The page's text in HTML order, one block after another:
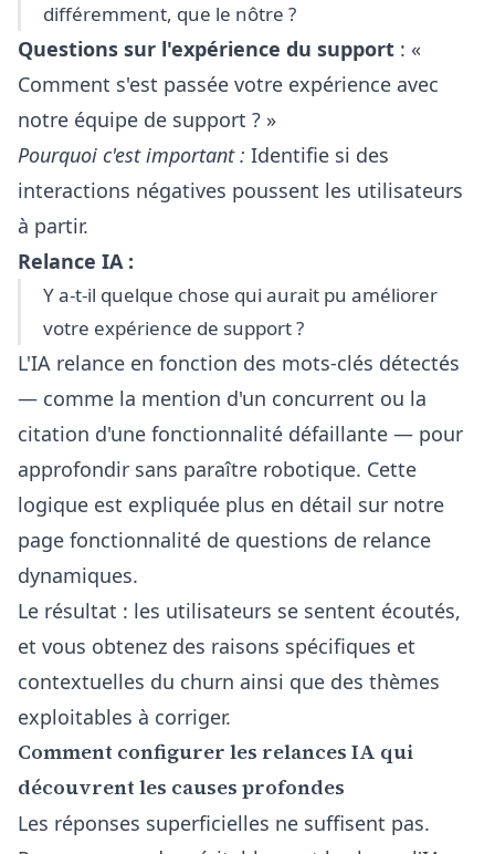
différemment, que le nôtre ?
Questions sur l'expérience du support : «
Comment s'est passée votre expérience avec
notre équipe de support ? »
Pourquoi c'est important : Identifie si des
interactions négatives poussent les utilisateurs
à partir.
Relance IA :
Y a-t-il quelque chose qui aurait pu améliorer
votre expérience de support ?
L'IA relance en fonction des mots-clés détectés
— comme la mention d'un concurrent ou la
citation d'une fonctionnalité défaillante — pour
approfondir sans paraître robotique. Cette
logique est expliquée plus en détail sur notre
page fonctionnalité de questions de relance
dynamiques.
Le résultat : les utilisateurs se sentent écoutés,
et vous obtenez des raisons spécifiques et
contextuelles du churn ainsi que des thèmes
exploitables à corriger.
Comment configurer les relances IA qui
découvrent les causes profondes
Les réponses superficielles ne suffisent pas.